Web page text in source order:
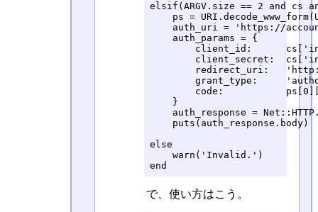
elsif(ARGV.size == 2 and cs
ps =
auth_uri = 'https://
    auth_params = {
client_id:
client_secret:
redirect_uri:
grant_type:
code:
    }
auth_response =
    puts(auth_response.body)
else
    warn('Invalid.')
end
で、使い方はこう。